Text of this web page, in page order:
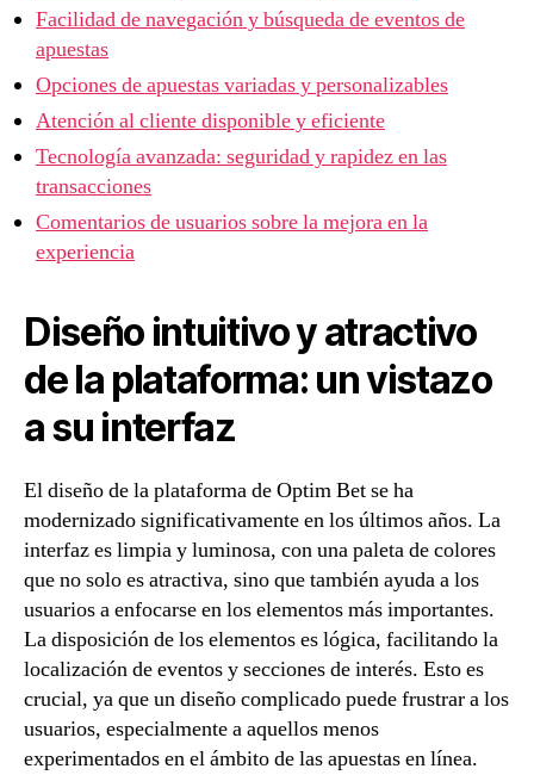
Facilidad de navegación y búsqueda de eventos de
apuestas
Opciones de apuestas variadas y personalizables
Atención al cliente disponible y eficiente
Tecnología avanzada: seguridad y rapidez en las
transacciones
Comentarios de usuarios sobre la mejora en la
experiencia
Diseño intuitivo y atractivo
de la plataforma: un vistazo
a su interfaz
El diseño de la plataforma de Optim Bet se ha
modernizado significativamente en los últimos años. La
interfaz es limpia y luminosa, con una paleta de colores
que no solo es atractiva, sino que también ayuda a los
usuarios a enfocarse en los elementos más importantes.
La disposición de los elementos es lógica, facilitando la
localización de eventos y secciones de interés. Esto es
crucial, ya que un diseño complicado puede frustrar a los
usuarios, especialmente a aquellos menos
experimentados en el ámbito de las apuestas en línea.